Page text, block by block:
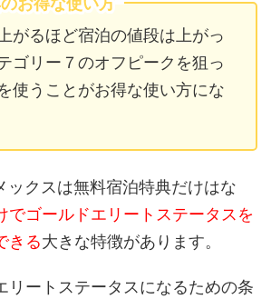
がるほど宿泊の値段は上がっ
ゴリー７のオフピークを狙っ
使うことがお得な使い方にな
ックスは無料宿泊特典だけはな
でゴールドエリートステータスを
きる大きな特徴があります。
リートステータスになるための条